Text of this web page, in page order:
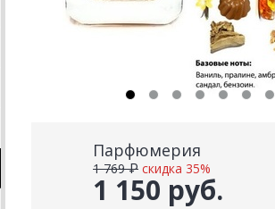
Парфюмерия
1 150 руб.
1 769 ₽ скидка 35%